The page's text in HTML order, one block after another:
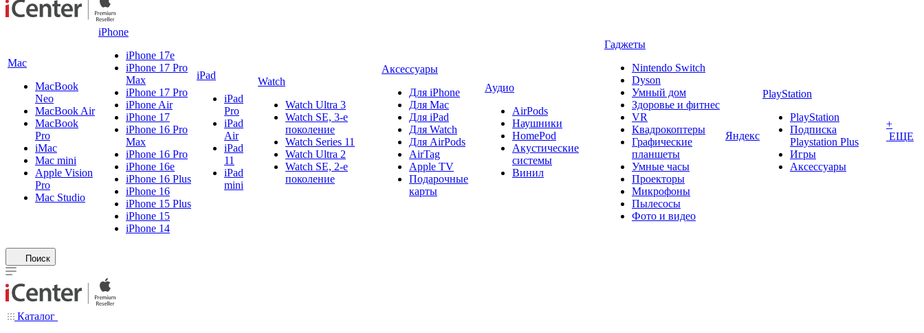
Mac
MacBook
Neo
MacBook Air
MacBook
Pro
iMac
Mac mini
Apple Vision
Pro
Mac Studio
iPhone
iPhone 17e
iPhone 17 Pro
Max
iPhone 17 Pro
iPhone Air
iPhone 17
iPhone 16 Pro
Max
iPhone 16 Pro
iPhone 16e
iPhone 16 Plus
iPhone 16
iPhone 15 Plus
iPhone 15
iPhone 14
iPad
iPad
Pro
iPad
Air
iPad
11
iPad
mini
Watch
Watch Ultra 3
Watch SE, 3-е
поколение
Watch Series 11
Watch Ultra 2
Watch SE, 2-е
поколение
Аксессуары
Для iPhone
Для Mac
Для iPad
Для Watch
Для AirPods
AirTag
Apple TV
Подарочные
карты
Аудио
AirPods
Наушники
HomePod
Акустические
системы
Винил
Гаджеты
Nintendo Switch
Dyson
Умный дом
Здоровье и фитнес
VR
Квадрокоптеры
Графические
планшеты
Умные часы
Проекторы
Микрофоны
Пылесосы
Фото и видео
Яндекс
PlayStation
PlayStation
Подписка
Playstation Plus
Игры
Аксессуары
+
ЕЩЕ
Поиск
Каталог